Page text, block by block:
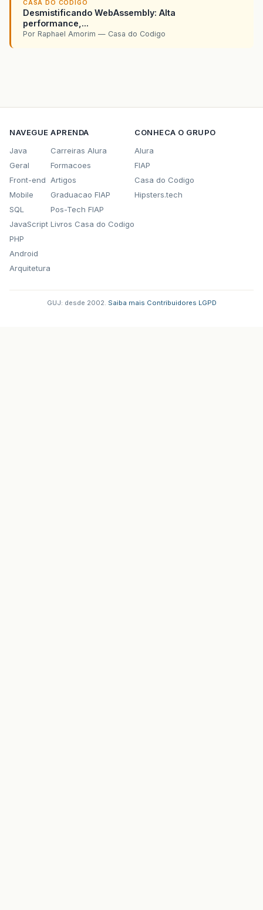
CASA DO CODIGO
Desmistificando WebAssembly: Alta
performance,...
Por Raphael Amorim — Casa do Codigo
NAVEGUE
Java
Geral
Front-end
Mobile
SQL
JavaScript
PHP
Android
Arquitetura
APRENDA
Carreiras Alura
Formacoes
Artigos
Graduacao FIAP
Pos-Tech FIAP
Livros Casa do Codigo
CONHECA O GRUPO
Alura
FIAP
Casa do Codigo
Hipsters.tech
GUJ: desde 2002. Saiba mais Contribuidores LGPD